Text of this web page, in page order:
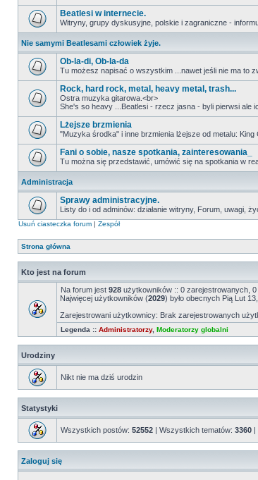
Beatlesi w internecie.
Witryny, grupy dyskusyjne, polskie i zagraniczne -
Nie samymi Beatlesami człowiek żyje.
Ob-la-di, Ob-la-da
Tu możesz napisać o wszystkim ...nawet jeśli nie ma to
Rock, hard rock, metal, heavy metal, trash...
Ostra muzyka gitarowa.<br>
She's so heavy ...Beatlesi - rzecz jasna - byli pierwsi ale
Lżejsze brzmienia
"Muzyka środka" i inne brzmienia lżejsze od metalu: King
Fani o sobie, nasze spotkania, zainteresowania_
Tu można się przedstawić, umówić się na spotkania w
Administracja
Sprawy administracyjne.
Listy do i od adminów: działanie witryny, Forum, uwagi,
Usuń ciasteczka forum | Zespół
Strona główna
Kto jest na forum
Na forum jest 928 użytkowników :: 0 zarejestrowanych,
Najwięcej użytkowników (2029) było obecnych Pią Lut
Zarejestrowani użytkownicy: Brak zarejestrowanych
Legenda :: Administratorzy, Moderatorzy globalni
Urodziny
Nikt nie ma dziś urodzin
Statystyki
Wszystkich postów: 52552 | Wszystkich tematów: 3360 |
Zaloguj się